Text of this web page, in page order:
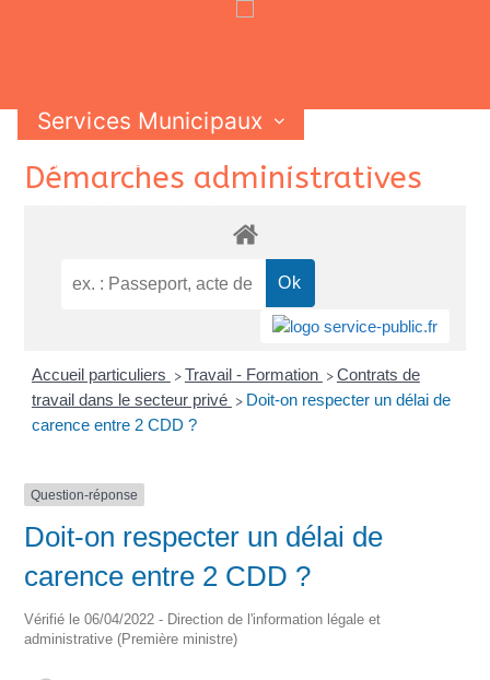
Services Municipaux
Vie Municipale
Vie Pratique
Contactez-nous
SkipDémarches administratives
Accueil particuliers > Travail - Formation > Contrats de
travail dans le secteur privé > Doit-on respecter un délai de
carence entre 2 CDD ?
Question-réponse
Doit-on respecter un délai de
carence entre 2 CDD ?
Vérifié le 06/04/2022 - Direction de l'information légale et
administrative (Première ministre)